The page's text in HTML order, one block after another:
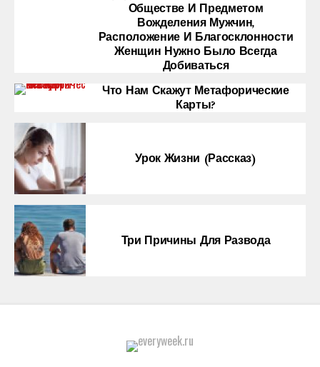
Обществе И Предметом
Вожделения Мужчин,
Расположение И Благосклонности
Женщин Нужно Было Всегда
Добиваться
Что Нам Скажут Метафорические
Карты?
Урок Жизни (рассказ)
Три Причины Для Развода